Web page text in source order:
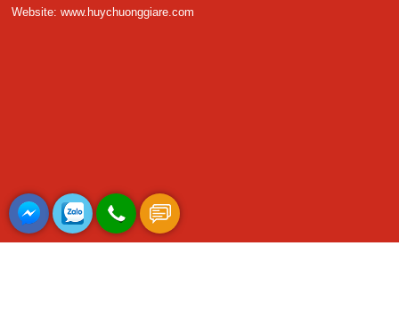
Website:www.huychuonggiare.com